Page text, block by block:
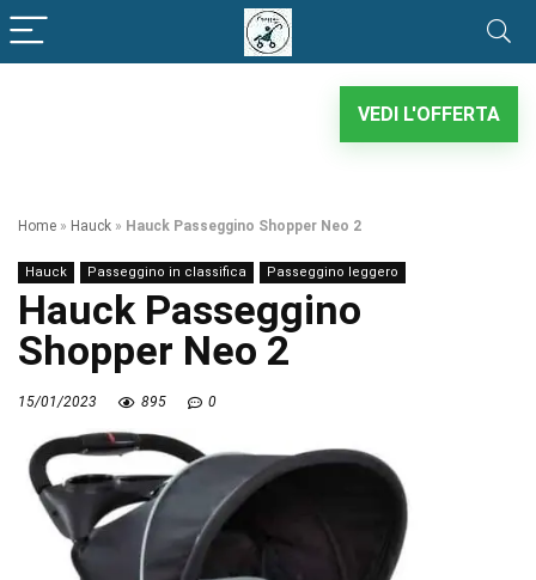
VEDI L'OFFERTA
Home » Hauck » Hauck Passeggino Shopper Neo 2
Hauck Passeggino in classifica Passeggino leggero
Hauck Passeggino
Shopper Neo 2
15/01/2023 895 0